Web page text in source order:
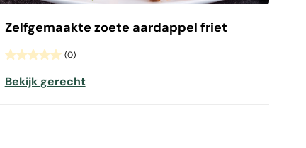
Zelfgemaakte zoete aardappel friet
(0)
Bekijk gerecht